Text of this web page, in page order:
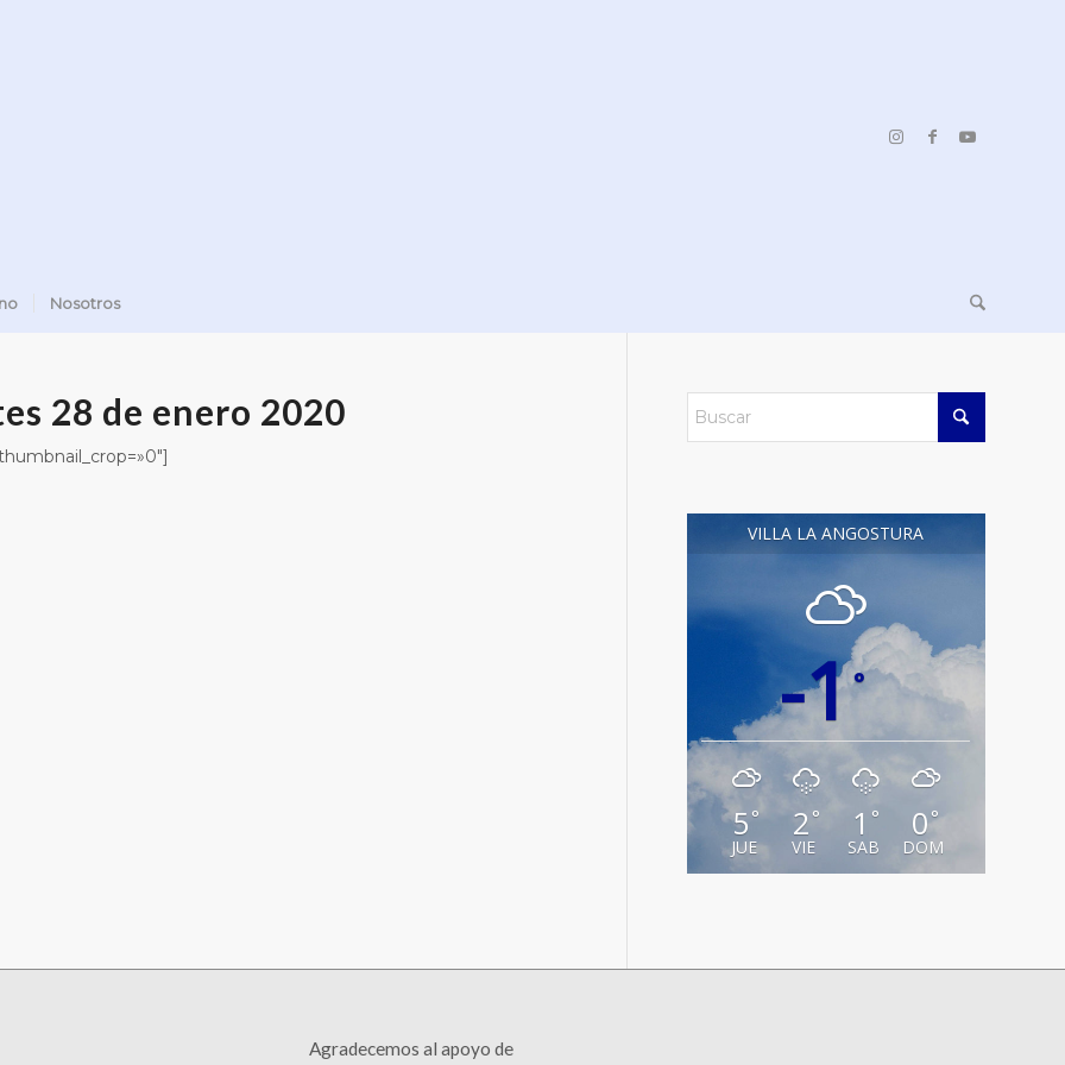
Nosotros
28 de enero 2020
VILLA LA ANGOSTURA
-1°
5°
JUE
2 °
VIE
1 °
SAB
0 °
DOM
Agradecemos al apoyo de